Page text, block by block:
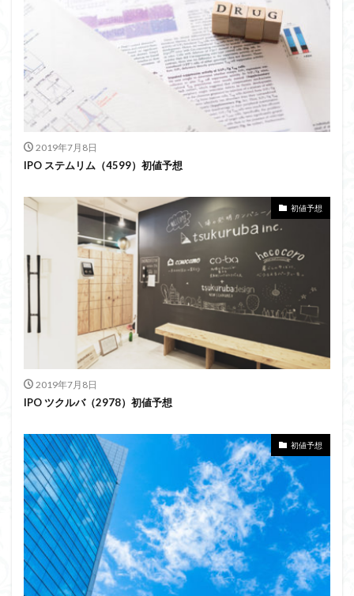
2019年7月8日
IPO ステムリム（4599）初値予想
初値予想
2019年7月8日
IPO ツクルバ（2978）初値予想
初値予想